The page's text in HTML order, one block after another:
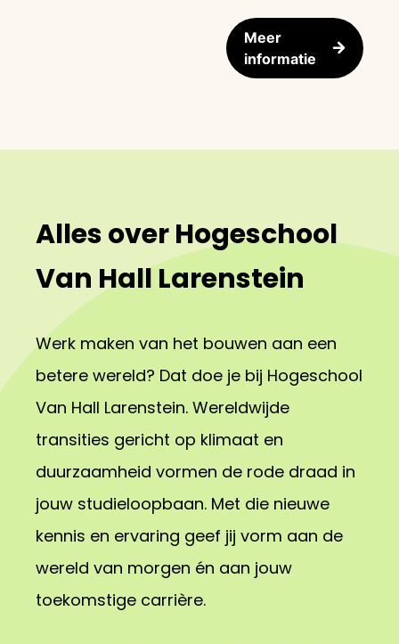
Meer
informatie
Alles over Hogeschool
Van Hall Larenstein
Werk maken van het bouwen aan een
betere wereld? Dat doe je bij Hogeschool
Van Hall Larenstein. Wereldwijde
transities gericht op klimaat en
duurzaamheid vormen de rode draad in
jouw studieloopbaan. Met die nieuwe
kennis en ervaring geef jij vorm aan de
wereld van morgen én aan jouw
toekomstige carrière.